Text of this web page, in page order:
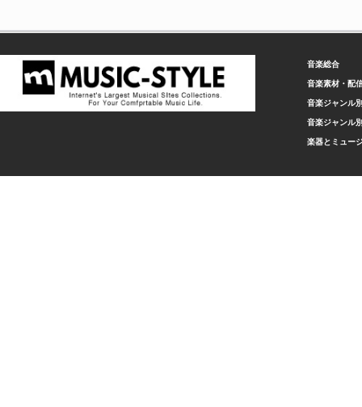
音楽総合
音楽素材・配
音楽ジャンル
音楽ジャンル
楽器とミュー